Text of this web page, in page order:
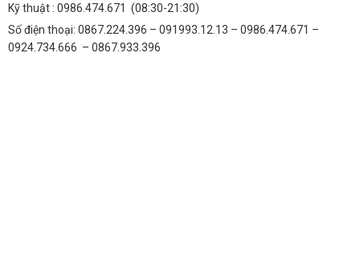
Kỹ thuật : 0986.474.671 (08:30-21:30)
Số điện thoại: 0867.224.396 – 091993.12.13 – 0986.474.671 –
0924.734.666 – 0867.933.396